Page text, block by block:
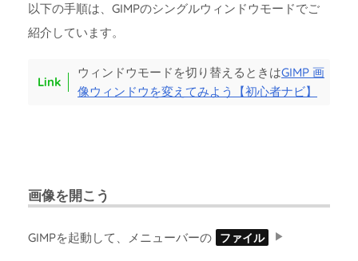
以下の手順は、GIMPのシングルウィンドウモードでご
紹介しています。
ウィンドウモードを切り替えるときはGIMP 画
像ウィンドウを変えてみよう【初心者ナビ】
画像を開こう
GIMPを起動して、メニューバーの ファイル